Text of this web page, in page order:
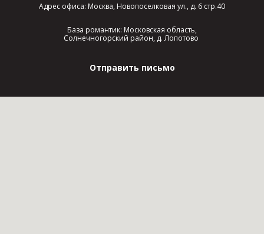
Адрес офиса: Москва, Новопоселковая ул., д. 6 стр.40
База романтик: Московская область,
Солнечногорский район, д. Лопотово
Отправить письмо